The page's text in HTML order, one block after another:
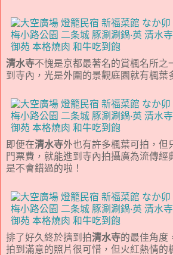
清水寺不愧是京都最著名的賞楓名所之
到寺內，光是外圍的景觀庭園就有楓葉
即便在清水寺外也有許多楓葉可拍，但
門票費，就能進到寺內拍攝廣為流傳經
是不會錯過的啦！
排了好久終於擠到拍清水寺的最佳角度
拍到滿意的照片很可惜，但火紅熱情的